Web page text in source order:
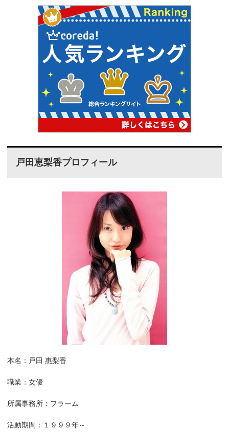
戸田恵梨香プロフィール
本名：戸田 惠梨香
職業：女優
所属事務所：フラーム
活動期間：１９９９年～